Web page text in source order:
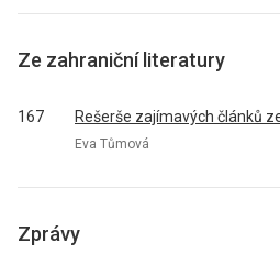
Ze zahraniční literatury
167 Rešerše zajímavých článků
Eva Tůmová
Zprávy